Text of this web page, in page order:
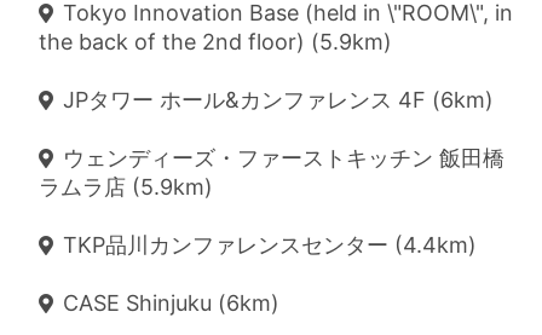
Tokyo Innovation Base (held in \"ROOM\", in
the back of the 2nd floor) (5.9km)
JPタワー ホール&カンファレンス 4F (6km)
ウェンディーズ・ファーストキッチン 飯田橋
ラムラ店 (5.9km)
TKP品川カンファレンスセンター (4.4km)
CASE Shinjuku (6km)